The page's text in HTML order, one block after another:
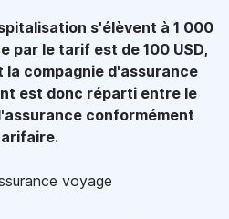
s'élèvent à 1 000
par le tarif est de 100 USD,
la compagnie d'assurance
est donc réparti entre le
conformément
voyage